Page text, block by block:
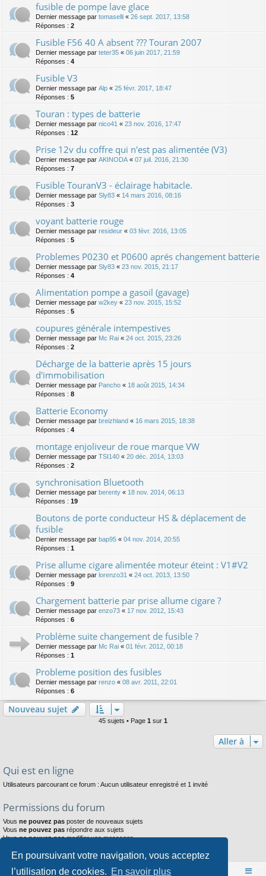
En poursuivant votre navigation, vous acceptez
l’utilisation de cookies. En savoir plus
fusible de pompe lave glace
Dernier message par tomaselli « 26 sept. 2017, 13:58
Réponses : 2
Fusible F56 40 A absent ??? Touran 2007
Dernier message par teter35 « 06 juin 2017, 21:59
Réponses : 4
Fusible V3
Dernier message par Alp « 25 févr. 2017, 18:47
Réponses : 5
Touran : types de batterie
Dernier message par nico41 « 23 nov. 2016, 17:47
Réponses : 12
Prise 12v du coffre qui n'est pas alimentée (V3)
Dernier message par AKINODA « 07 juil. 2016, 21:30
Réponses : 7
Fusible TouranV3 - éclairage habitacle.
Dernier message par Sly83 « 14 mars 2016, 08:16
Réponses : 3
voyant batterie rouge
Dernier message par resideur « 03 févr. 2016, 13:05
Réponses : 5
Problemes P0230 et P0600 aprés changement batterie
Dernier message par Sly83 « 23 nov. 2015, 21:17
Réponses : 4
Alimentation pompe a gasoil (gavage)
Dernier message par w2key « 23 nov. 2015, 15:52
Réponses : 5
coupures générale intempestives
Dernier message par Mc Rai « 24 oct. 2015, 23:26
Réponses : 2
Décharge de la batterie après 15 jours
d'immobilisation
Dernier message par Pancho « 18 août 2015, 14:34
Réponses : 8
Batterie Economy
Dernier message par breizhland « 16 mars 2015, 18:38
Réponses : 4
montage enjoliveur de roue marque VW
Dernier message par TSI140 « 20 déc. 2014, 13:03
Réponses : 2
synchronisation Bluetooth
Dernier message par berenty « 18 nov. 2014, 06:13
Réponses : 19
Boutons de porte conducteur HS & déplacement de
fusible
Dernier message par bap95 « 04 nov. 2014, 20:55
Réponses : 1
Prise allume cigare alimentée moteur éteint : V1#V2
Dernier message par lorenzo31 « 24 oct. 2013, 13:50
Réponses : 9
Chargement batterie par prise allume cigare ?
Dernier message par enzo73 « 17 nov. 2012, 15:43
Réponses : 6
Problème suite changement de fusible ?
Dernier message par Mc Rai « 01 févr. 2012, 00:18
Réponses : 1
Probleme position des fusibles
Dernier message par renzo « 08 avr. 2011, 22:01
Réponses : 6
Nouveau sujet
45 sujets • Page 1 sur 1
Aller à
Qui est en ligne
Utilisateurs parcourant ce forum : Aucun utilisateur enregistré et 1 invité
Permissions du forum
Vous ne pouvez pas poster de nouveaux sujets
Vous ne pouvez pas répondre aux sujets
Vousne pouvez pasmodifier vos messages
Vousne pouvez pasjoindre des fichiers
Accueil Index du forum